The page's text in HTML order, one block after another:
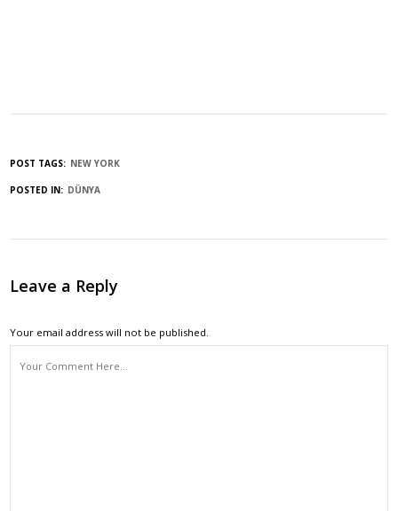
POST TAGS: NEW YORK
POSTED IN: DÜNYA
Leave a Reply
Your email address will not be published.